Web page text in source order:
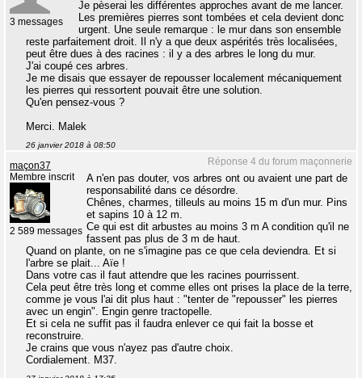
3 messages
Je pèserai les différentes approches avant de me lancer.
Les premières pierres sont tombées et cela devient donc
urgent. Une seule remarque : le mur dans son ensemble
reste parfaitement droit. Il n'y a que deux aspérités très localisées,
peut être dues à des racines : il y a des arbres le long du mur.
J'ai coupé ces arbres.
Je me disais que essayer de repousser localement mécaniquement
les pierres qui ressortent pouvait être une solution.
Qu'en pensez-vous ?
Merci. Malek
26 janvier 2018 à 08:50
Réponse 4 du forum maçonnerie
maçon37
Membre inscrit
2 589 messages
A n'en pas douter, vos arbres ont ou avaient une part de
responsabilité dans ce désordre.
Chênes, charmes, tilleuls au moins 15 m d'un mur. Pins
et sapins 10 à 12 m.
Ce qui est dit arbustes au moins 3 m A condition qu'il ne
fassent pas plus de 3 m de haut.
Quand on plante, on ne s'imagine pas ce que cela deviendra. Et si
l'arbre se plait... Aïe !
Dans votre cas il faut attendre que les racines pourrissent.
Cela peut être très long et comme elles ont prises la place de la terre,
comme je vous l'ai dit plus haut : "tenter de "repousser" les pierres
avec un engin". Engin genre tractopelle.
Et si cela ne suffit pas il faudra enlever ce qui fait la bosse et
reconstruire.
Je crains que vous n'ayez pas d'autre choix.
Cordialement. M37.